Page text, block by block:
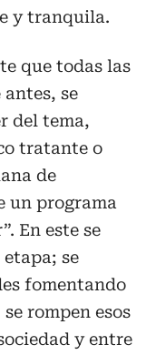
y tranquila.
que todas las
antes, se
del tema,
tratante o
de
un programa
En este se
se
fomentando
rompen esos
y entre